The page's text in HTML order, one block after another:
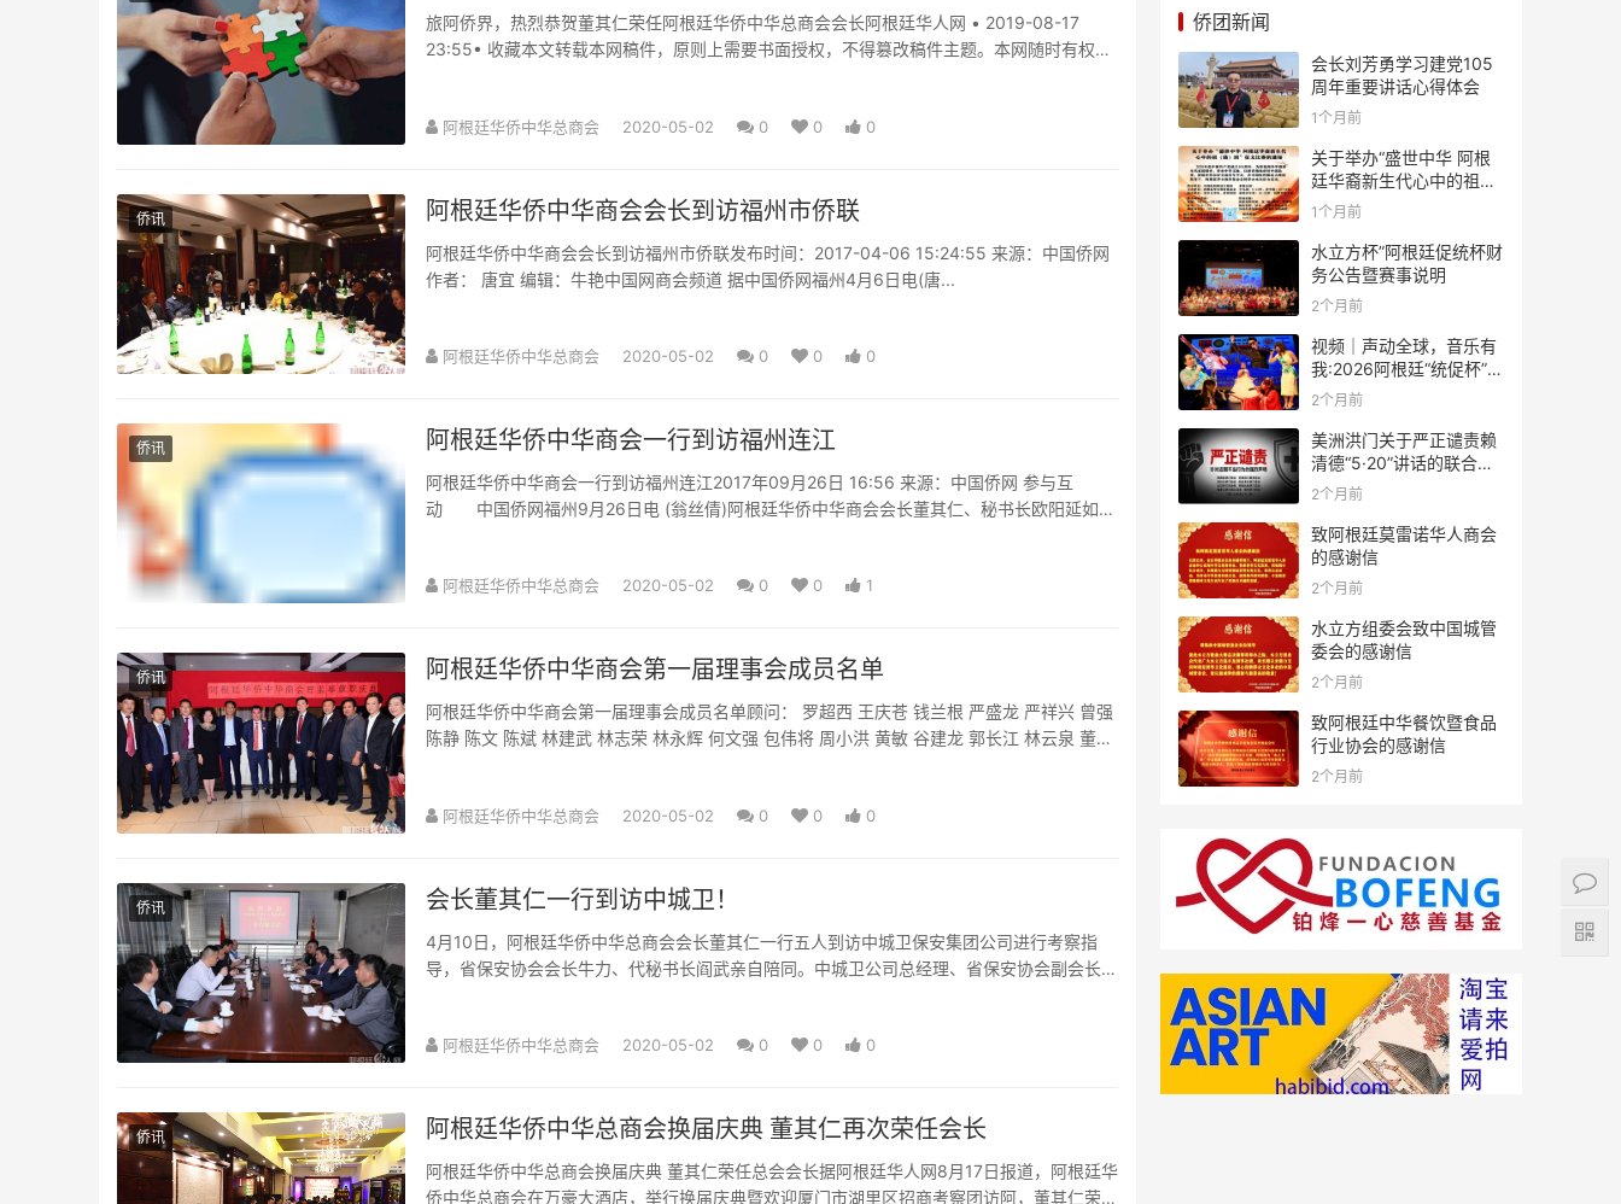
旅阿侨界，热烈恭贺董其仁荣任阿根廷华侨中华总商会会长阿根廷华人网 • 2019-08-17
23:55• 收藏本文转载本网稿件，原则上需要书面授权，不得篡改稿件主题。本网随时有权要
阿根廷华侨中华总商会 2020-05-02 0 0 0
侨讯 阿根廷华侨中华商会会长到访福州市侨联
阿根廷华侨中华商会会长到访福州市侨联发布时间：2017-04-06 15:24:55 来源：中国侨网
作者： 唐宜 编辑：牛艳中国网商会频道 据中国侨网福州4月6日电(唐...
阿根廷华侨中华总商会 2020-05-02 0 0 0
侨讯 阿根廷华侨中华商会一行到访福州连江
阿根廷华侨中华商会一行到访福州连江2017年09月26日 16:56 来源：中国侨网 参与互
动 中国侨网福州9月26日电 (翁丝倩)阿根廷华侨中华商会会长董其仁、秘书长欧阳延如等
阿根廷华侨中华总商会 2020-05-02 0 0 1
侨讯 阿根廷华侨中华商会第一届理事会成员名单
阿根廷华侨中华商会第一届理事会成员名单顾问： 罗超西 王庆苍 钱兰根 严盛龙 严祥兴 曾强
陈静 陈文 陈斌 林建武 林志荣 林永辉 何文强 包伟将 周小洪 黄敏 谷建龙 郭长江 林云泉 董春
阿根廷华侨中华总商会 2020-05-02 0 0 0
侨讯 会长董其仁一行到访中城卫！
4月10日，阿根廷华侨中华总商会会长董其仁一行五人到访中城卫保安集团公司进行考察指
导，省保安协会会长牛力、代秘书长阎武亲自陪同。中城卫公司总经理、省保安协会副会长李
阿根廷华侨中华总商会 2020-05-02 0 0 0
侨讯 阿根廷华侨中华总商会换届庆典 董其仁再次荣任会长
阿根廷华侨中华总商会换届庆典 董其仁荣任总会会长据阿根廷华人网8月17日报道，阿根廷华
侨中华总商会在万豪大酒店，举行换届庆典暨欢迎厦门市湖里区招商考察团访阿，董其仁荣任
侨团新闻
会长刘芳勇学习建党105
周年重要讲话心得体会
1个月前
关于举办“盛世中华 阿根
廷华裔新生代心中的祖
(籍)国”征文比赛的通知
1个月前
水立方杯”阿根廷促统杯财
务公告暨赛事说明
2个月前
视频｜声动全球，音乐有
我:2026阿根廷“统促杯”水
立方中文歌曲大赛总决赛
2个月前
美洲洪门关于严正谴责赖
清德“5·20”讲话的联合声
明
2个月前
致阿根廷莫雷诺华人商会
的感谢信
2个月前
水立方组委会致中国城管
委会的感谢信
2个月前
致阿根廷中华餐饮暨食品
行业协会的感谢信
2个月前